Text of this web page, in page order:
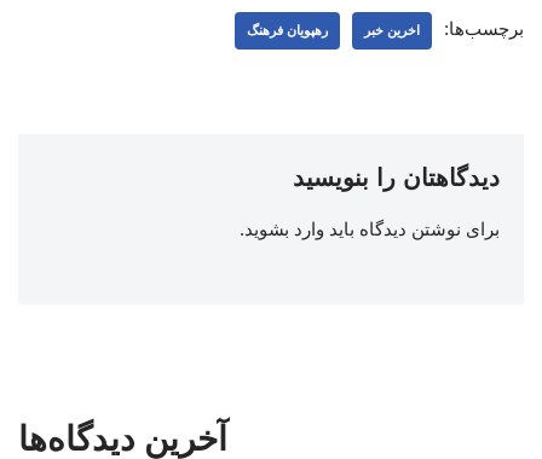
برچسب‌ها: اخرین خبر رهپویان فرهنگ
دیدگاهتان را بنویسید
برای نوشتن دیدگاه باید وارد بشوید.
آخرین دیدگاه‌ها